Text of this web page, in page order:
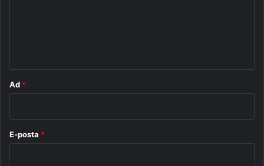
Ad *
E-posta *